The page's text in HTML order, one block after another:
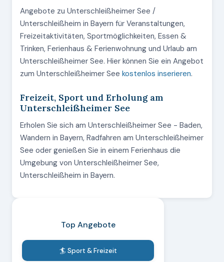
Angebote zu Unterschleißheimer See /
Unterschleißheim in Bayern für Veranstaltungen,
Freizeitaktivitäten, Sportmöglichkeiten, Essen &
Trinken, Ferienhaus & Ferienwohnung und Urlaub am
Unterschleißheimer See. Hier können Sie ein Angebot
zum Unterschleißheimer See kostenlos inserieren.
Freizeit, Sport und Erholung am
Unterschleißheimer See
Erholen Sie sich am Unterschleißheimer See - Baden,
Wandern in Bayern, Radfahren am Unterschleißheimer
See oder genießen Sie in einem Ferienhaus die
Umgebung von Unterschleißheimer See,
Unterschleißheim in Bayern.
Top Angebote
🏄 Sport & Freizeit